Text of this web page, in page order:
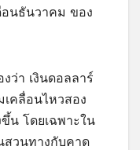
อนธันวาคม ของ
ว่า เงินดอลลาร์
เคลื่อนไหวสอง
น โดยเฉพาะใน
สวนทางกับคาด